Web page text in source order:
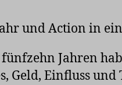
und Action in
Jahren
Geld, Einfluss und